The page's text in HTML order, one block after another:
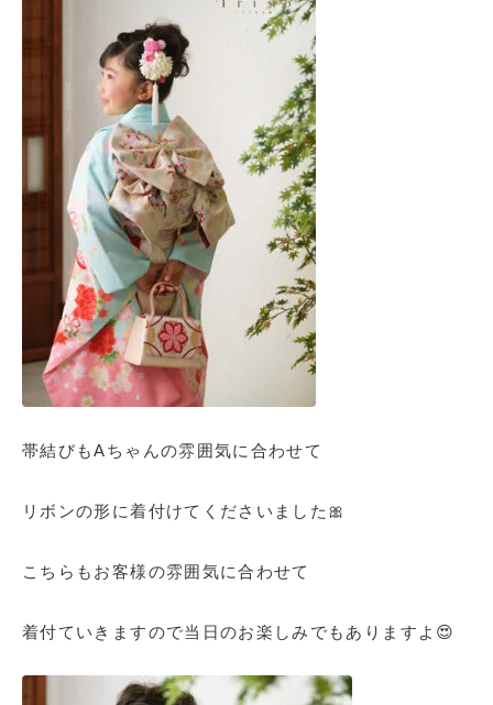
帯結びもAちゃんの雰囲気に合わせて
リボンの形に着付けてくださいました🎀
こちらもお客様の雰囲気に合わせて
着付ていきますので当日のお楽しみでもありますよ😍